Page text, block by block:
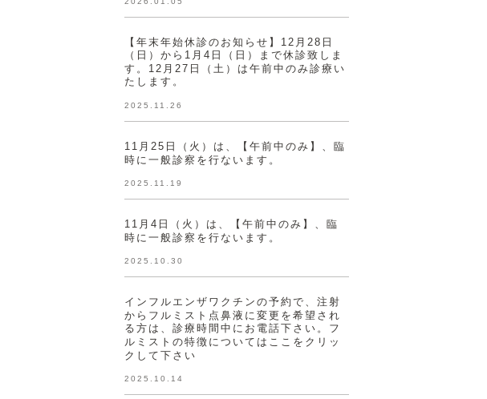
【年末年始休診のお知らせ】12月28日
（日）から1月4日（日）まで休診致しま
す。12月27日（土）は午前中のみ診療い
たします。
2025.11.26
11月25日（火）は、【午前中のみ】、臨
時に一般診察を行ないます。
2025.11.19
11月4日（火）は、【午前中のみ】、臨
時に一般診察を行ないます。
2025.10.30
インフルエンザワクチンの予約で、注射
からフルミスト点鼻液に変更を希望され
る方は、診療時間中にお電話下さい。フ
ルミストの特徴についてはここをクリッ
クして下さい
2025.10.14